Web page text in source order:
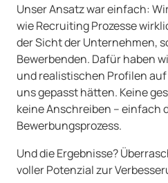
Unser Ansatz war einfach:
wie Recruiting Prozesse
der Sicht der Unternehmen,
Bewerbenden. Dafür haben
und realistischen Profilen auf
uns gepasst hätten. Keine
keine Anschreiben – einfach
Bewerbungsprozess.
Und die Ergebnisse?
voller Potenzial zur